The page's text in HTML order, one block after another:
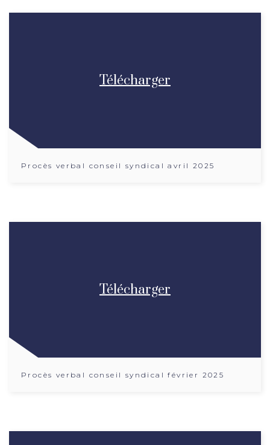
Télécharger
Procès verbal conseil syndical avril 2025
Télécharger
Procès verbal conseil syndical février 2025